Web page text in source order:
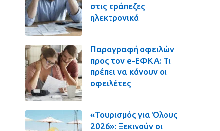
στις τράπεζες
ηλεκτρονικά
Παραγραφή οφειλών
προς τον e-ΕΦΚΑ: Τι
πρέπει να κάνουν οι
οφειλέτες
«Τουρισμός για Όλους
2026»: Ξεκινούν οι